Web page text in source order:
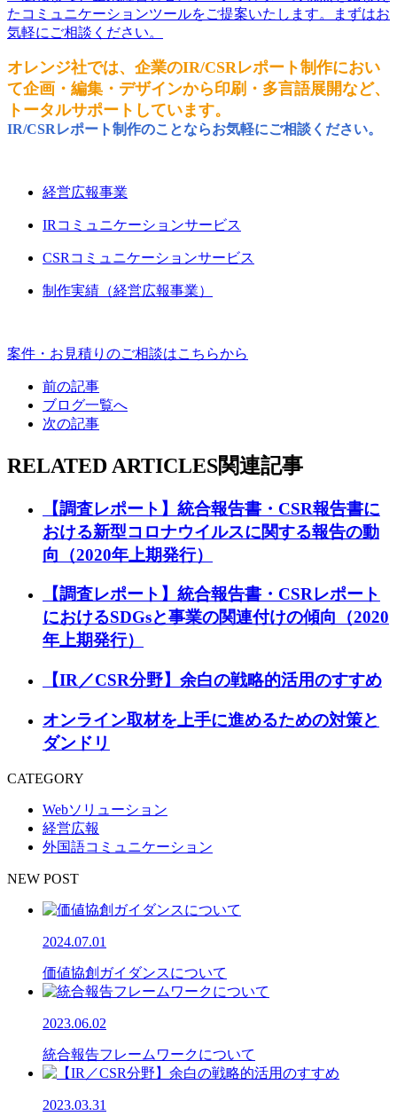
オレンジ社では、企業のIR/CSRレポート制作におい
て企画・編集・デザインから印刷・多言語展開など、
トータルサポートしています。
IR/CSRレポート制作のことならお気軽にご相談ください。
経営広報事業
IRコミュニケーションサービス
CSRコミュニケーションサービス
制作実績（経営広報事業）
案件・お見積りのご相談はこちらから
前の記事
ブログ一覧へ
次の記事
RELATED ARTICLES関連記事
【調査レポート】統合報告書・CSR報告書に
おける新型コロナウイルスに関する報告の動
向（2020年上期発行）
【調査レポート】統合報告書・CSRレポート
におけるSDGsと事業の関連付けの傾向（2020
年上期発行）
【IR／CSR分野】余白の戦略的活用のすすめ
オンライン取材を上手に進めるための対策と
ダンドリ
CATEGORY
Webソリューション
経営広報
外国語コミュニケーション
NEW POST
2024.07.01
価値協創ガイダンスについて
2023.06.02
統合報告フレームワークについて
2023.03.31